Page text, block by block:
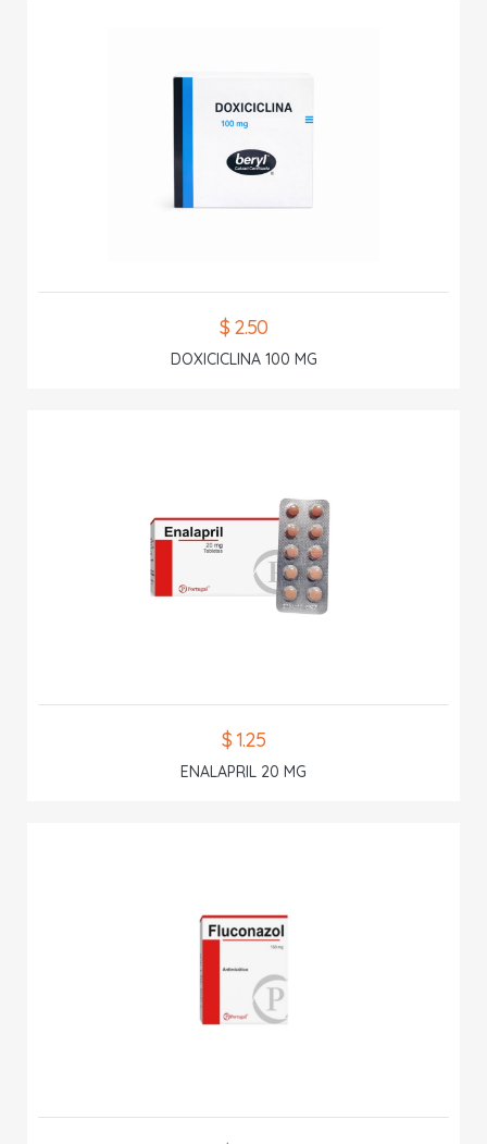
$ 2.50
DOXICICLINA 100 MG
$ 1.25
ENALAPRIL 20 MG